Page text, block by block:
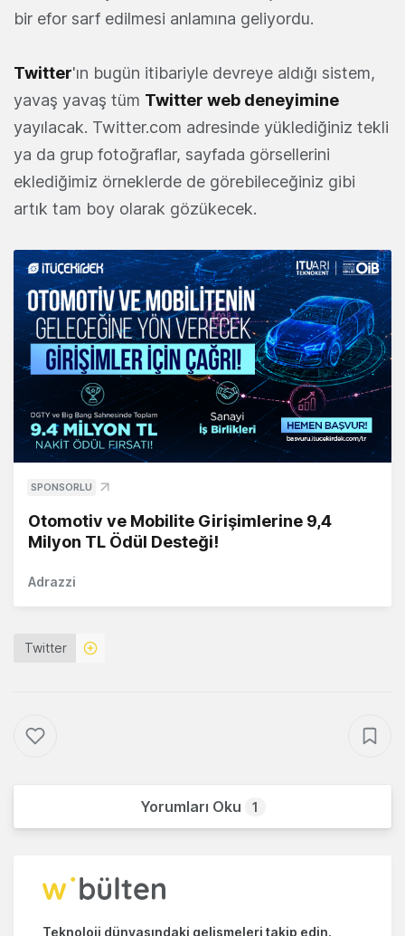
bir efor sarf edilmesi anlamına geliyordu.
Twitter'ın bugün itibariyle devreye aldığı sistem,
yavaş yavaş tüm Twitter web deneyimine
yayılacak. Twitter.com adresinde yüklediğiniz tekli
ya da grup fotoğraflar, sayfada görsellerini
eklediğimiz örneklerde de görebileceğiniz gibi
artık tam boy olarak gözükecek.
SPONSORLU
Otomotiv ve Mobilite Girişimlerine 9,4
Milyon TL Ödül Desteği!
Adrazzi
Twitter
Yorumları Oku 1
Teknoloji dünyasındaki gelişmeleri takip edin.